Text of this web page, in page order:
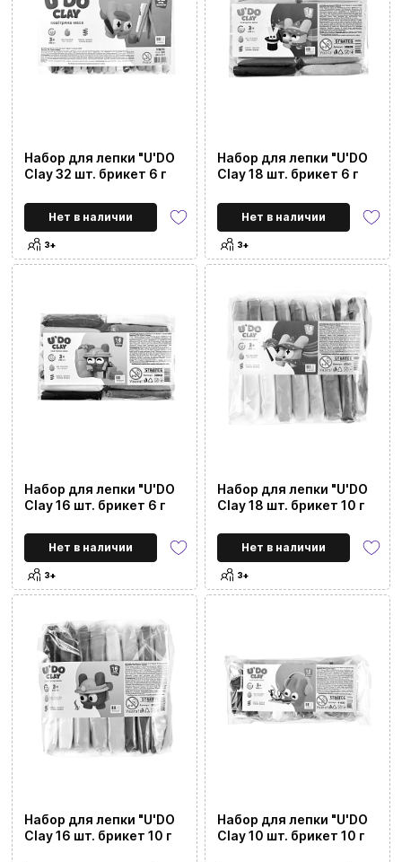
Набор для лепки "U'DO
Clay 32 шт. брикет 6 г
Нет в наличии
3+
Набор для лепки "U'DO
Clay 18 шт. брикет 6 г
Нет в наличии
3+
Набор для лепки "U'DO
Clay 16 шт. брикет 6 г
Нет в наличии
3+
Набор для лепки "U'DO
Clay 18 шт. брикет 10 г
Нет в наличии
3+
Набор для лепки "U'DO
Clay 16 шт. брикет 10 г
Набор для лепки "U'DO
Clay 10 шт. брикет 10 г